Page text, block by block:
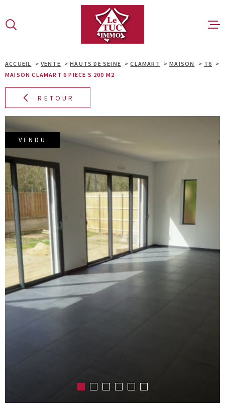
lamenu
contenu
FAIRE GÉRER
NOTRE
AVIS CLIENT
MON
ACCUEIL VENTE HAUTS DE SEINE CLAMART MAISON
T6
MAISON CLAMART 6 PIECE S 200 M2
RETOUR
VENDU
VOTRE
RECHERCHE
BIEN
VILLE
Budget
BUDGET
RECHERCHER